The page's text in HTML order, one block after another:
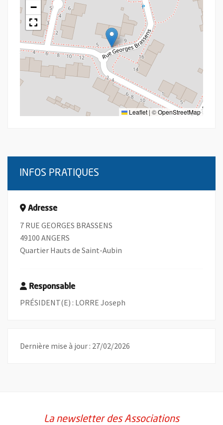
−
Leaflet | ©OpenStreetMap
INFOS PRATIQUES
Adresse
7 RUE GEORGES BRASSENS
49100 ANGERS
Quartier Hauts de Saint-Aubin
Responsable
PRÉSIDENT(E) : LORRE Joseph
Dernière mise à jour : 27/02/2026
La newsletter des Associations